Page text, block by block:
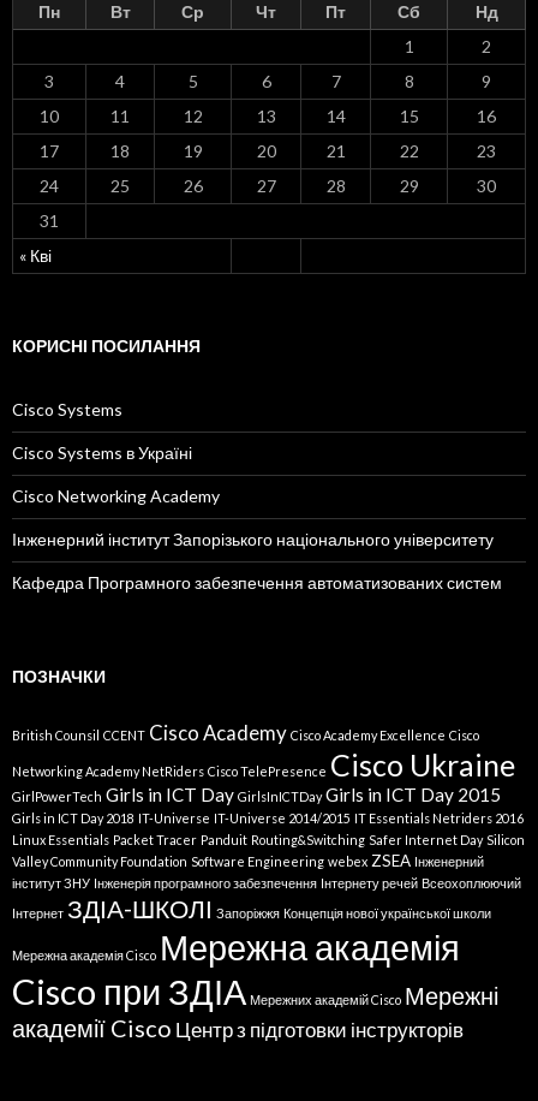
Пн Вт Ср Чт Пт Сб Нд
« Кві
1
2
3
4 5 6 7 8
9
10
11 12 13 14 15
16
17
18 19 20 21 22
23
24
25 26 27 28 29
30
31
КОРИСНІ ПОСИЛАННЯ
Cisco Systems
Cisco Systems в Україні
Cisco Networking Academy
Інженерний інститут Запорізького національного університету
Кафедра Програмного забезпечення автоматизованих систем
ПОЗНАЧКИ
British Counsil CCENT Cisco Academy Cisco Academy Excellence Cisco
Networking Academy NetRiders Cisco TelePresence Cisco Ukraine
GirlPowerTech Girls in ICT Day GirlsInICTDay Girls in ICT Day 2015
Girls in ICT Day 2018 IT-Universe IT-Universe 2014/2015 IT Essentials Netriders 2016
Linux Essentials Packet Tracer Panduit Routing&Switching Safer Internet Day Silicon
Valley Community Foundation Software Engineering webex ZSEA Інженерний
інститут ЗНУ Інженерія програмного забезпечення Інтернету речей Всеохоплюючий
Інтернет ЗДІА-ШКОЛІ Запоріжжя Концепція нової української школи
Мережна академія Cisco Мережна академія
Cisco при ЗДІА Мережних академій Cisco Мережні
академії Cisco Центр з підготовки інструкторів